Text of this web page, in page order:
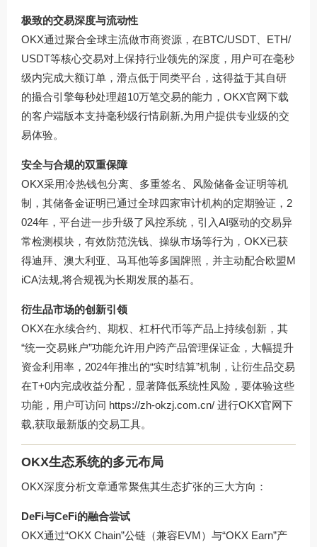
极致的交易深度与流动性
OKX通过聚合全球主流做市商资源，在BTC/USDT、ETH/
USDT等核心交易对上保持行业领先的深度，用户可在毫秒
级内完成大额订单，滑点低于同类平台，这得益于其自研
的撮合引擎每秒处理超10万笔交易的能力，OKX官网下载
的客户端版本支持毫秒级行情刷新,为用户提供专业级的交
易体验。
安全与合规的双重保障
OKX采用冷热钱包分离、多重签名、风险储备金证明等机
制，其储备金证明已通过全球四家审计机构的定期验证，2
024年，平台进一步升级了风控系统，引入AI驱动的交易异
常检测模块，有效防范洗钱、操纵市场等行为，OKX已获
得迪拜、澳大利亚、马耳他等多国牌照，并主动配合欧盟M
iCA法规,将合规视为长期发展的基石。
衍生品市场的创新引领
OKX在永续合约、期权、杠杆代币等产品上持续创新，其
“统一交易账户”功能允许用户跨产品管理保证金，大幅提升
资金利用率，2024年推出的“实时结算”机制，让衍生品交易
在T+0内完成收益分配，显著降低系统性风险，要体验这些
功能，用户可访问 https://zh-okzj.com.cn/ 进行OKX官网下
载,获取最新版的交易工具。
OKX生态系统的多元布局
OKX深度分析文章通常聚焦其生态扩张的三大方向：
DeFi与CeFi的融合尝试
OKX通过“OKX Chain”公链（兼容EVM）与“OKX Earn”产